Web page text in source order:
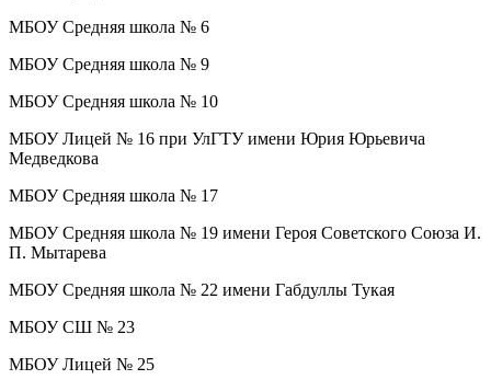
МБОУ Средняя школа № 6
МБОУ Средняя школа № 9
МБОУ Средняя школа № 10
МБОУ Лицей № 16 при УлГТУ имени Юрия Юрьевича
Медведкова
МБОУ Средняя школа № 17
МБОУ Средняя школа № 19 имени Героя Советского Союза И.
П. Мытарева
МБОУ Средняя школа № 22 имени Габдуллы Тукая
МБОУ СШ № 23
МБОУ Лицей № 25